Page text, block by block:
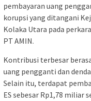
pembayaran uang
korupsi yang ditangani
Kolaka Utara pada
PT AMIN.
Kontribusi terbesar
uang pengganti dan
Selain itu, terdapat
ES sebesar Rp1,78 miliar